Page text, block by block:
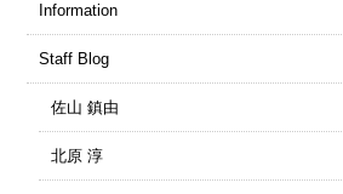
Information
Staff Blog
佐山 鎮由
北原 淳